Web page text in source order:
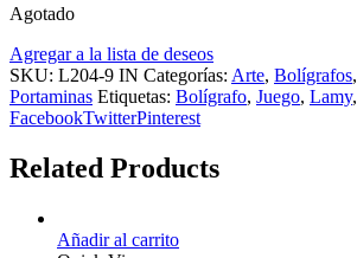
Agotado
Agregar a la lista de deseos
SKU: L204-9 IN Categorías: Arte, Bolígrafos,
Portaminas Etiquetas: Bolígrafo, Juego, Lamy,
FacebookTwitterPinterest
Related Products
Añadir al carrito